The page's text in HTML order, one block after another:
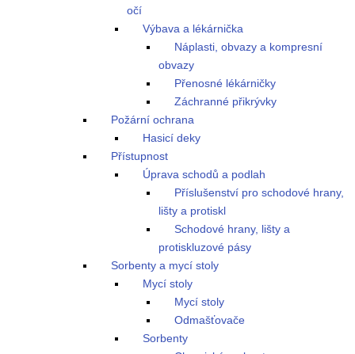
očí
Výbava a lékárnička
Náplasti, obvazy a kompresní
obvazy
Přenosné lékárničky
Záchranné přikrývky
Požární ochrana
Hasicí deky
Přístupnost
Úprava schodů a podlah
Příslušenství pro schodové hrany,
lišty a protiskl
Schodové hrany, lišty a
protiskluzové pásy
Sorbenty a mycí stoly
Mycí stoly
Mycí stoly
Odmašťovače
Sorbenty